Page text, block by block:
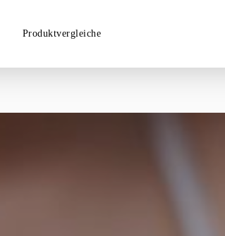
Produktvergleiche